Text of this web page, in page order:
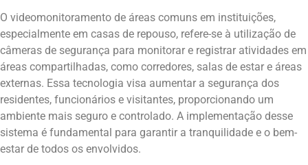
O videomonitoramento de áreas comuns em instituições,
especialmente em casas de repouso, refere-se à utilização de
câmeras de segurança para monitorar e registrar atividades em
áreas compartilhadas, como corredores, salas de estar e áreas
externas. Essa tecnologia visa aumentar a segurança dos
residentes, funcionários e visitantes, proporcionando um
ambiente mais seguro e controlado. A implementação desse
sistema é fundamental para garantir a tranquilidade e o bem-
estar de todos os envolvidos.